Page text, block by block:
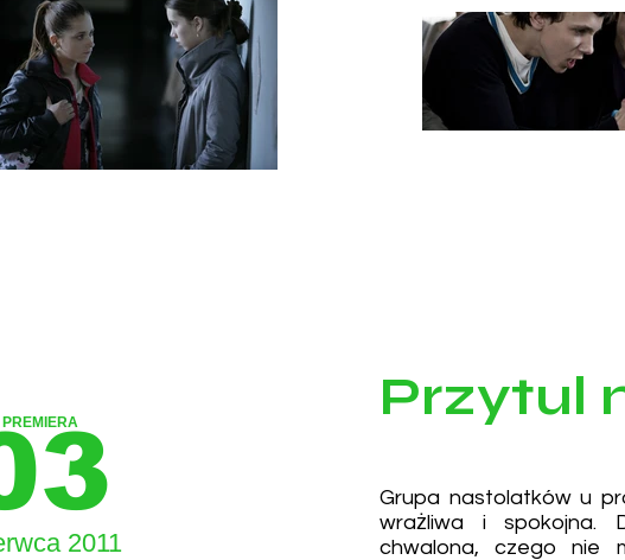
2011
PREMIERA Przytul
Grupa nastolatków u
wrażliwa i spokojna.
chwalona, czego nie